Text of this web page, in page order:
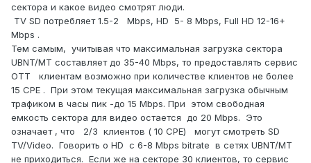
сектора и какое видео смотрят люди.
TV SD потребляет 1.5-2 Mbps, HD 5- 8 Mbps, Full HD 12-16+
Mbps .
Тем самым, учитывая что максимальная загрузка сектора
UBNT/MT составляет до 35-40 Mbps, то предоставлять сервис
OTT клиентам возможно при количестве клиентов не более
15 CPE . При этом текущая максимальная загрузка обычным
трафиком в часы пик -до 15 Mbps. При этом свободная
емкость сектора для видео остается до 20 Mbps. Это
означает , что 2/3 клиентов ( 10 СPE) могут смотреть SD
TV/Video. Говорить о HD с 6-8 Mbps bitrate в сетях UBNT/MT
не приходиться. Если же на секторе 30 клиентов, то сервис